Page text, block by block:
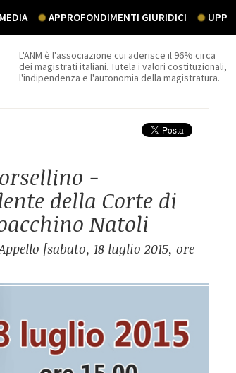
APPROFONDIMENTI GIURIDICI UPP
L'ANM è l'associazione cui aderisce il 96% circa
dei magistrati italiani. Tutela i valori costituzionali,
l'indipendenza e l'autonomia della magistratura.
-
della Corte di
Natoli
[sabato, 18 luglio 2015, ore